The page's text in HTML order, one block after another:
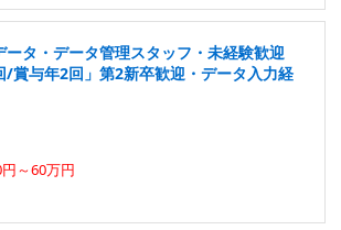
ータ・データ管理スタッフ・未経験歓迎
/賞与年2回」第2新卒歓迎・データ入力経
～60万円